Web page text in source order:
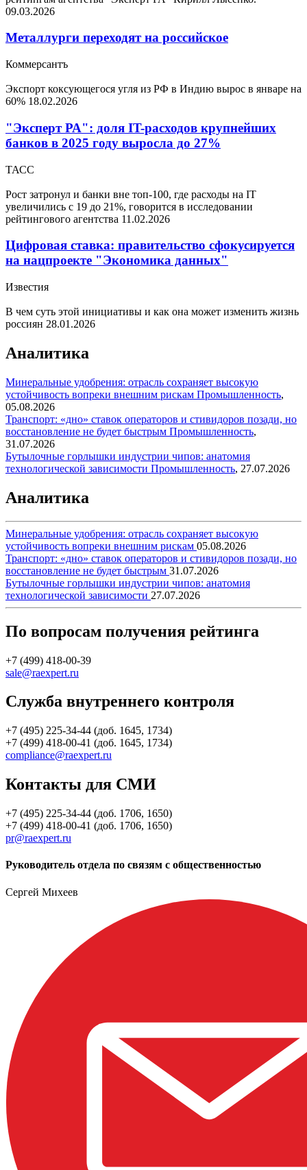
09.03.2026
Металлурги переходят на российское
Коммерсантъ
Экспорт коксующегося угля из РФ в Индию вырос в январе на
60% 18.02.2026
"Эксперт РА": доля IT-расходов крупнейших
банков в 2025 году выросла до 27%
ТАСС
Рост затронул и банки вне топ-100, где расходы на IT
увеличились с 19 до 21%, говорится в исследовании
рейтингового агентства 11.02.2026
Цифровая ставка: правительство сфокусируется
на нацпроекте "Экономика данных"
Известия
В чем суть этой инициативы и как она может изменить жизнь
россиян 28.01.2026
Аналитика
Минеральные удобрения: отрасль сохраняет высокую
устойчивость вопреки внешним рискам Промышленность,
05.08.2026
Транспорт: «дно» ставок операторов и стивидоров позади, но
восстановление не будет быстрым Промышленность,
31.07.2026
Бутылочные горлышки индустрии чипов: анатомия
технологической зависимости Промышленность, 27.07.2026
Аналитика
Минеральные удобрения: отрасль сохраняет высокую
устойчивость вопреки внешним рискам 05.08.2026
Транспорт: «дно» ставок операторов и стивидоров позади, но
восстановление не будет быстрым 31.07.2026
Бутылочные горлышки индустрии чипов: анатомия
технологической зависимости 27.07.2026
По вопросам получения рейтинга
+7 (499) 418-00-39
sale@raexpert.ru
Служба внутреннего контроля
+7 (495) 225-34-44 (доб. 1645, 1734)
+7 (499) 418-00-41 (доб. 1645, 1734)
compliance@raexpert.ru
Контакты для СМИ
+7 (495) 225-34-44 (доб. 1706, 1650)
+7 (499) 418-00-41 (доб. 1706, 1650)
pr@raexpert.ru
Руководитель отдела по связям с общественностью
Сергей Михеев